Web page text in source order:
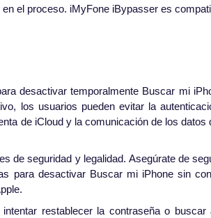
el proceso. iMyFone iBypasser es
desactivar temporalmente Buscar mi
los usuarios pueden evitar la
de iCloud y la comunicación de los
de seguridad y legalidad. Asegúrate de
para desactivar Buscar mi iPhone sin
restablecer la contraseña o